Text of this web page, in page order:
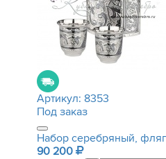
Артикул: 8353
Под заказ
Набор серебряный,
90 200